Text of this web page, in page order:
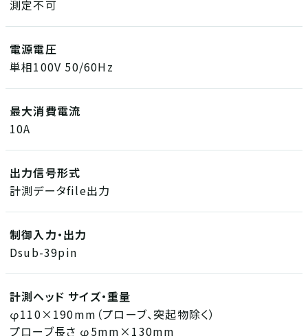
測定不可
電源電圧
単相100V 50/60Hz
最大消費電流
10A
出力信号形式
計測データfile出力
制御入力・出力
Dsub-39pin
計測ヘッド サイズ・重量
φ110×190mm（プローブ、突起物除く）
プローブ長さ φ5mm×130mm